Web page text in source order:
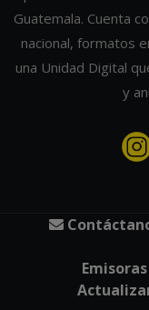
Guatemala. Cuenta
nacional, formatos
una Unidad Digital
y